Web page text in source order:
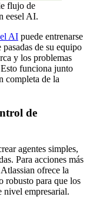
flujo de
eesel AI.
AI puede entrenarse
de su equipo
y los problemas
funciona junto
completa de la
de
agentes simples,
Para acciones más
ofrece la
robusto para que los
nivel empresarial.